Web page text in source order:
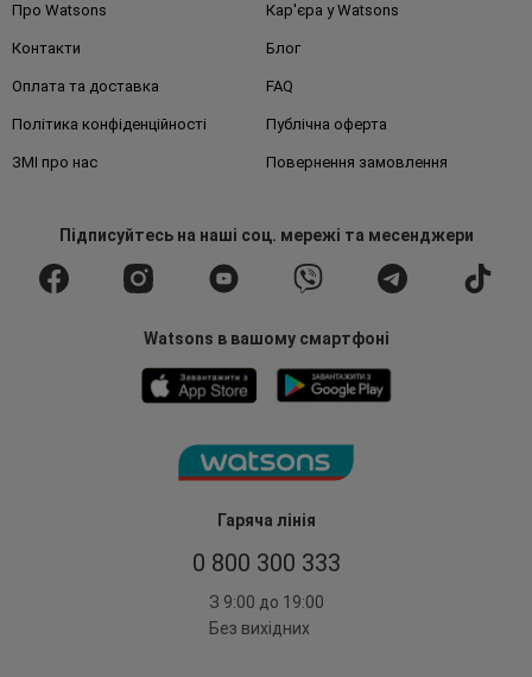
Гаряча лінія
0 800 300 333
З 9:00 до 19:00
Без вихідних
Про Watsons Кар'єра у Watsons
Контакти Блог
Оплата та доставка FAQ
Політика конфіденційності Публічна оферта
ЗМІ про нас Повернення замовлення
Підписуйтесьна наші соц. мережі та месенджери
Watsons в вашому смартфоні